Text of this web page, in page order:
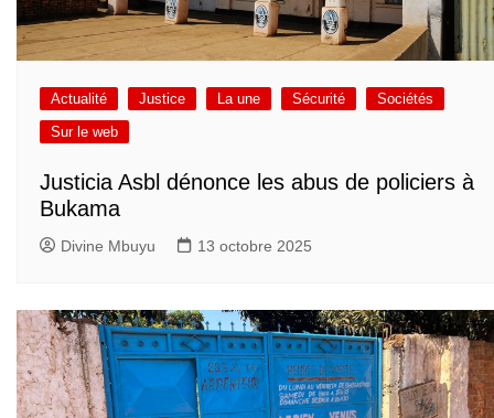
Actualité Justice La une Sécurité
Sociétés
Sur le web
Justicia Asbl dénonce les abus de policiers à
Bukama
Divine Mbuyu 13 octobre 2025